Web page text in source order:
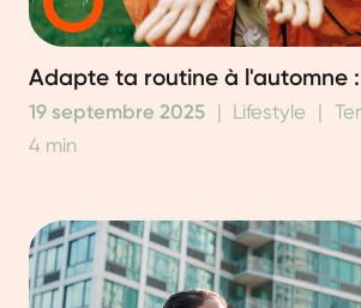
Adapte ta routine à l'automne
19 septembre 2025 | Lifestyle |
4 min